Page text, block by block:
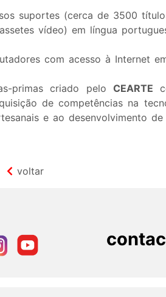
suportes (cerca de 3500
vídeo) em língua
com acesso à Internet
primas criado pelo CEARTE
de competências na
e ao desenvolvimento
voltar